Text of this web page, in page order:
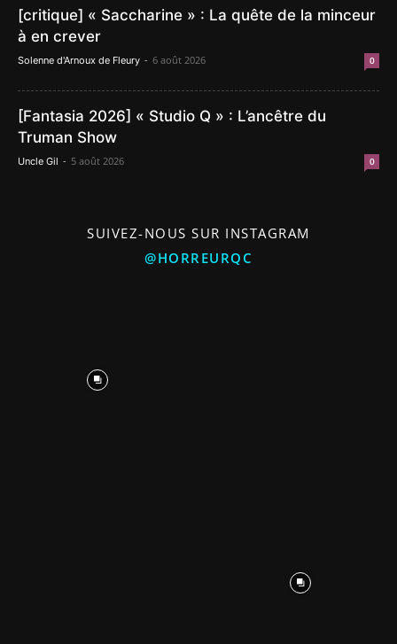
[critique] « Saccharine » : La quête de la minceur
à en crever
Solenne d'Arnoux de Fleury - 6 août 2026 0
[Fantasia 2026] « Studio Q » : L’ancêtre du
Truman Show
Uncle Gil - 5 août 2026 0
SUIVEZ-NOUS SUR INSTAGRAM
@HORREURQC